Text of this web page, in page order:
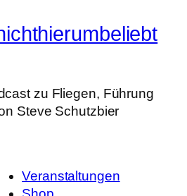
zu Fliegen, Führung
Steve Schutzbier
Veranstaltungen